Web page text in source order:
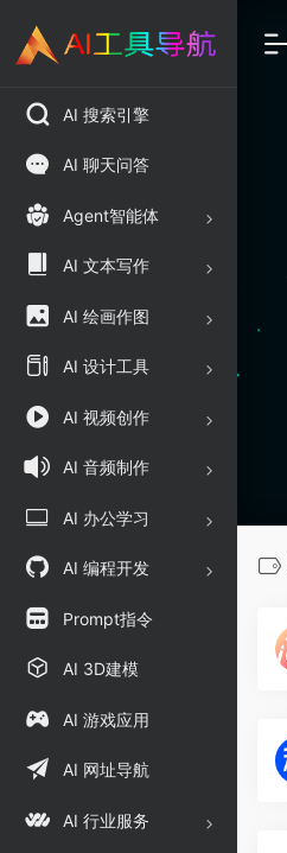
AI 搜索引擎
AI 聊天问答
Agent智能体
AI 文本写作
AI 绘画作图
AI 设计工具
AI 视频创作
AI 音频制作
AI 办公学习
AI 编程开发
Prompt指令
AI 3D建模
AI 游戏应用
AI 网址导航
AI 行业服务